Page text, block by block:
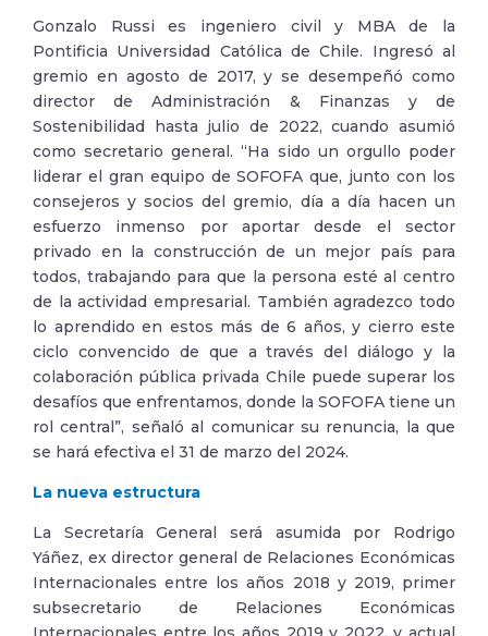
Gonzalo Russi es ingeniero civil y MBA de la
Pontificia Universidad Católica de Chile. Ingresó al
gremio en agosto de 2017, y se desempeñó como
director de Administración & Finanzas y de
Sostenibilidad hasta julio de 2022, cuando asumió
como secretario general. “Ha sido un orgullo poder
liderar el gran equipo de SOFOFA que, junto con los
consejeros y socios del gremio, día a día hacen un
esfuerzo inmenso por aportar desde el sector
privado en la construcción de un mejor país para
todos, trabajando para que la persona esté al centro
de la actividad empresarial. También agradezco todo
lo aprendido en estos más de 6 años, y cierro este
ciclo convencido de que a través del diálogo y la
colaboración pública privada Chile puede superar los
desafíos que enfrentamos, donde la SOFOFA tiene un
rol central”, señaló al comunicar su renuncia, la que
se hará efectiva el 31 de marzo del 2024.
La nueva estructura
La Secretaría General será asumida por Rodrigo
Yáñez, ex director general de Relaciones Económicas
Internacionales entre los años 2018 y 2019, primer
subsecretario de Relaciones Económicas